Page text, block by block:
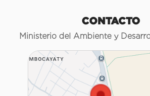
CONTACTO
Ministerio del Ambiente y